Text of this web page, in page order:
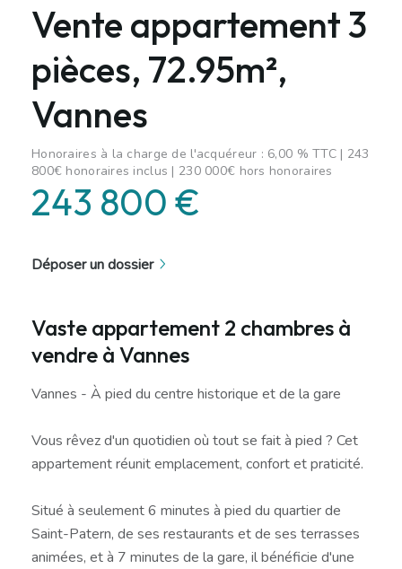
Vente appartement 3
pièces, 72.95m²,
Vannes
Honoraires à la charge de l'acquéreur : 6,00 % TTC | 243
800€ honoraires inclus | 230 000€ hors honoraires
243 800 €
Déposer un dossier
Vaste appartement 2 chambres à
vendre à Vannes
Vannes - À pied du centre historique et de la gare
Vous rêvez d'un quotidien où tout se fait à pied ? Cet
appartement réunit emplacement, confort et praticité.
Situé à seulement 6 minutes à pied du quartier de
Saint-Patern, de ses restaurants et de ses terrasses
animées, et à 7 minutes de la gare, il bénéficie d'une